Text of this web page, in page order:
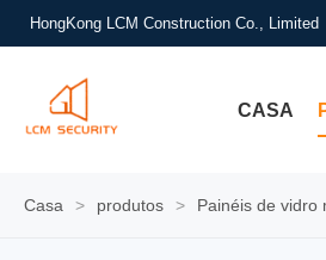
HongKong LCM Construction Co., Limited
CASA
Casa > produtos > Painéis de vidro